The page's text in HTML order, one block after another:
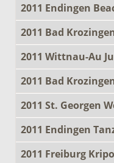
2011 Endingen
2011 Bad
2011 Wittnau-Au
2011 Bad
2011 St. Georgen
2011 Endingen
2011 Freiburg